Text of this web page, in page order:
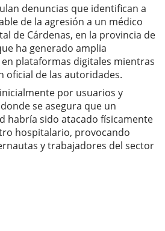
denuncias que identifican a
de la agresión a un médico
de Cárdenas, en la provincia de
ha generado amplia
plataformas digitales mientras
oficial de las autoridades.
por usuarios y
se asegura que un
habría sido atacado físicamente
hospitalario, provocando
y trabajadores del sector